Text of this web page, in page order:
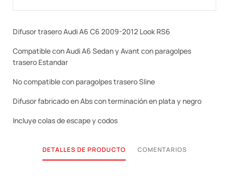
Difusor trasero Audi A6 C6 2009-2012 Look RS6
Compatible con Audi A6 Sedan y Avant con paragolpes
trasero Estandar
No compatible con paragolpes trasero Sline
Difusor fabricado en Abs con terminación en plata y negro
Incluye colas de escape y codos
DETALLES DE PRODUCTO COMENTARIOS